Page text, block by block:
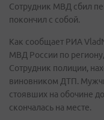
Сотрудник МВД сбил
покончил с собой.
Как сообщает РИА
МВД России по
Сотрудник полиции,
виновником ДТП.
стоявших на обочине
скончалась на месте.